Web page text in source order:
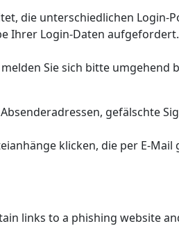
die unterschiedlichen Login-
Ihrer Login-Daten aufgefordert.
Sie sich bitte umgehend
gefälschte
klicken, die per E-Mail
links to a phishing website